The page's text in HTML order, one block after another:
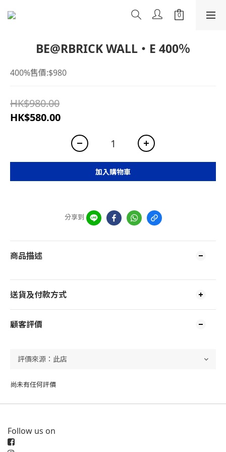
BE@RBRICK WALL・E 400％
400%售價:$980
HK$980.00
HK$580.00
加入購物車
分享到
商品描述
送貨及付款方式
顧客評價
尚未有任何評價
Follow us on